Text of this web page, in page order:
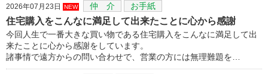
2026年07月23日 NEW 仲 介 お手紙
住宅購入をこんなに満足して出来たことに心から感謝
今回人生で一番大きな買い物である住宅購入をこんなに満足して出
来たことに心から感謝をしています。
諸事情で遠方からの問い合わせで、営業の方には無理難題を…